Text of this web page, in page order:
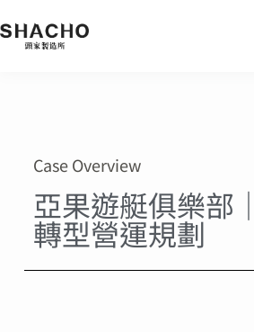
Case Overview
亞果遊艇俱樂部
轉型營運規劃